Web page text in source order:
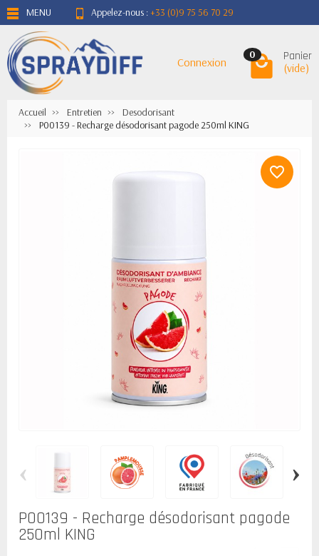
MENU Appelez-nous :+33 (0)9 75 56 70 29
Connexion
0 Panier
(vide)
Accueil Entretien
Desodorisant
P00139 - Recharge désodorisant pagode 250ml KING
favorite_border
‹ ›
P00139 - Recharge désodorisant pagode
250ml KING